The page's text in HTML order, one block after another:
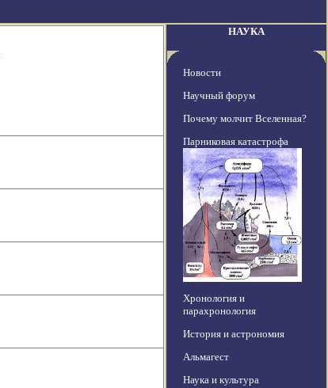
НАУКА
Новости
Научный форум
Почему молчит Вселенная?
Парниковая катастрофа
Хронология и
парахронология
История и астрономия
Альмагест
Наука и культура